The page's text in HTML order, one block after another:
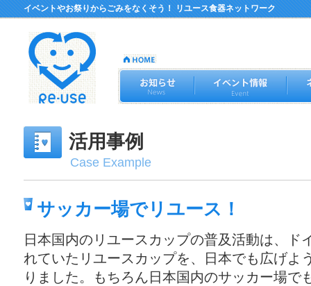
イベントやお祭りからごみをなくそう！ リユース食器ネットワーク
活用事例
Case Example
サッカー場でリユース！
日本国内のリユースカップの普及活動は、ド
れていたリユースカップを、日本でも広げよ
りました。もちろん日本国内のサッカー場で